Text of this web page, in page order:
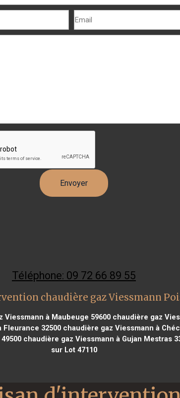
Téléphone: 09 72 66 89 55
chaudière gaz Viessmann
à Maubeuge 59600chaudière gaz
32500chaudière gaz Viessmann à
chaudière gaz Viessmann à Gujan Mestras
sur Lot 47110